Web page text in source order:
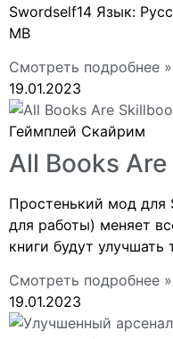
Swordself14 Язык:
MB
Смотреть подробнее »
19.01.2023
Геймплей Скайрим
All Books
Простенький мод для
для работы) меняет
книги будут
Смотреть подробнее »
19.01.2023